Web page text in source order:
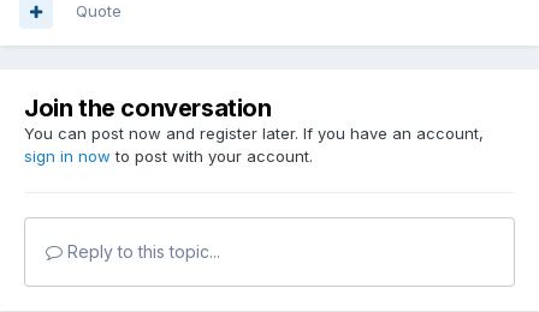
Quote
Join the conversation
You can post now and register later. If you have an account,
sign in now to post with your account.
Reply to this topic...